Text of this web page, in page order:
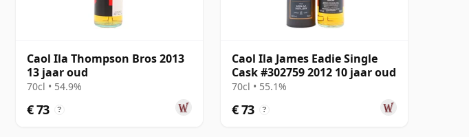
Caol Ila Thompson Bros 2013
13 jaar oud
70cl • 54.9%
€ 73 ?
Caol Ila James Eadie Single
Cask #302759 2012 10 jaar oud
70cl • 55.1%
€ 73 ?